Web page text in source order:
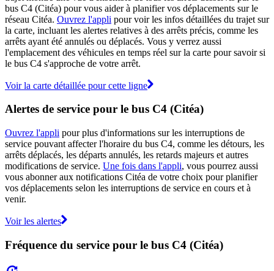
bus C4 (Citéa) pour vous aider à planifier vos déplacements sur le
réseau Citéa. Ouvrez l'appli pour voir les infos détaillées du trajet sur
la carte, incluant les alertes relatives à des arrêts précis, comme les
arrêts ayant été annulés ou déplacés. Vous y verrez aussi
l'emplacement des véhicules en temps réel sur la carte pour savoir si
le bus C4 s'approche de votre arrêt.
Voir la carte détaillée pour cette ligne
Alertes de service pour le bus C4 (Citéa)
Ouvrez l'appli pour plus d'informations sur les interruptions de
service pouvant affecter l'horaire du bus C4, comme les détours, les
arrêts déplacés, les départs annulés, les retards majeurs et autres
modifications de service. Une fois dans l'appli, vous pourrez aussi
vous abonner aux notifications Citéa de votre choix pour planifier
vos déplacements selon les interruptions de service en cours et à
venir.
Voir les alertes
Fréquence du service pour le bus C4 (Citéa)